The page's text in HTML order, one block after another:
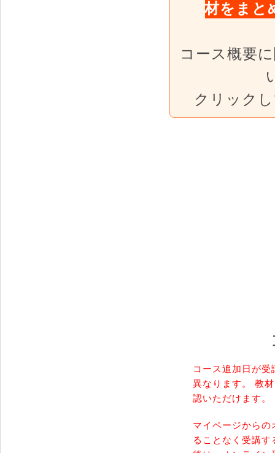
材をまと
コース概要
クリック
コース追加日が
異なります。 教
認いただけます。
マイページから
ることなく受講